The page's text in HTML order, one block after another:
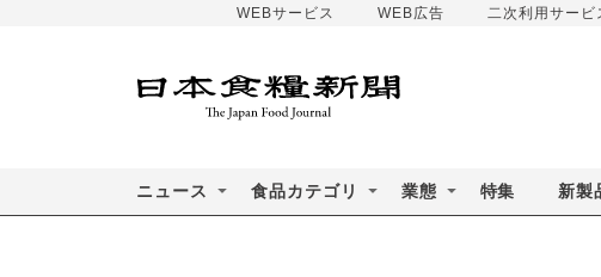
WEBサービス WEB広告 二次利用サービ
ニュース 食品カテゴリ 業態 特集 新製